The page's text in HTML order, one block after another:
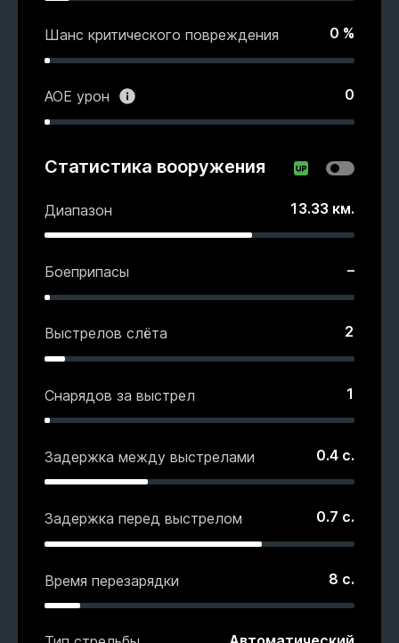
Шанс критического повреждения 0 %
АОЕ урон 0
Статистика вооружения
Диапазон 13.33 км.
Боеприпасы –
Выстрелов слёта 2
Снарядов за выстрел 1
Задержка между выстрелами 0.4 с.
Задержка перед выстрелом 0.7 с.
Время перезарядки 8 с.